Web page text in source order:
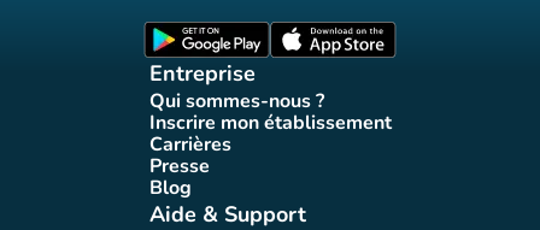
(nouvel onglet)
Entreprise
Qui sommes-nous ?
(nouvel onglet)
Inscrire mon établissement
(nouvel onglet)
Carrières(nouvel onglet)
Presse(nouvel onglet)
Blog(nouvel onglet)
Aide & Support